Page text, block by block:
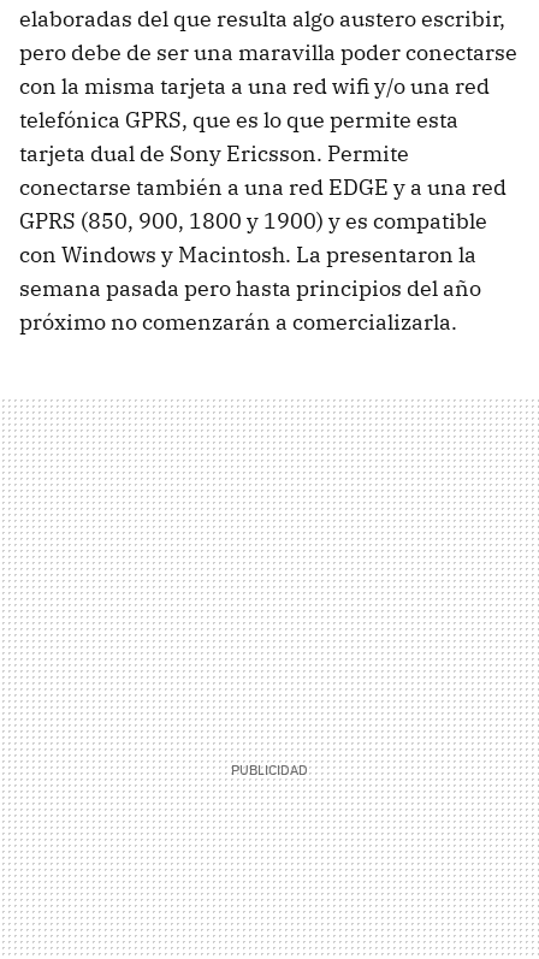
elaboradas del que resulta algo austero escribir,
pero debe de ser una maravilla poder conectarse
con la misma tarjeta a una red wifi y/o una red
telefónica GPRS, que es lo que permite esta
tarjeta dual de Sony Ericsson. Permite
conectarse también a una red EDGE y a una red
GPRS (850, 900, 1800 y 1900) y es compatible
con Windows y Macintosh. La presentaron la
semana pasada pero hasta principios del año
próximo no comenzarán a comercializarla.